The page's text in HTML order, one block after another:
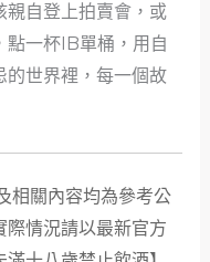
親自登上拍賣會，或
點一杯IB單桶，用自
世界裡，每一個故
相關內容均為參考公
際情況請以最新官方